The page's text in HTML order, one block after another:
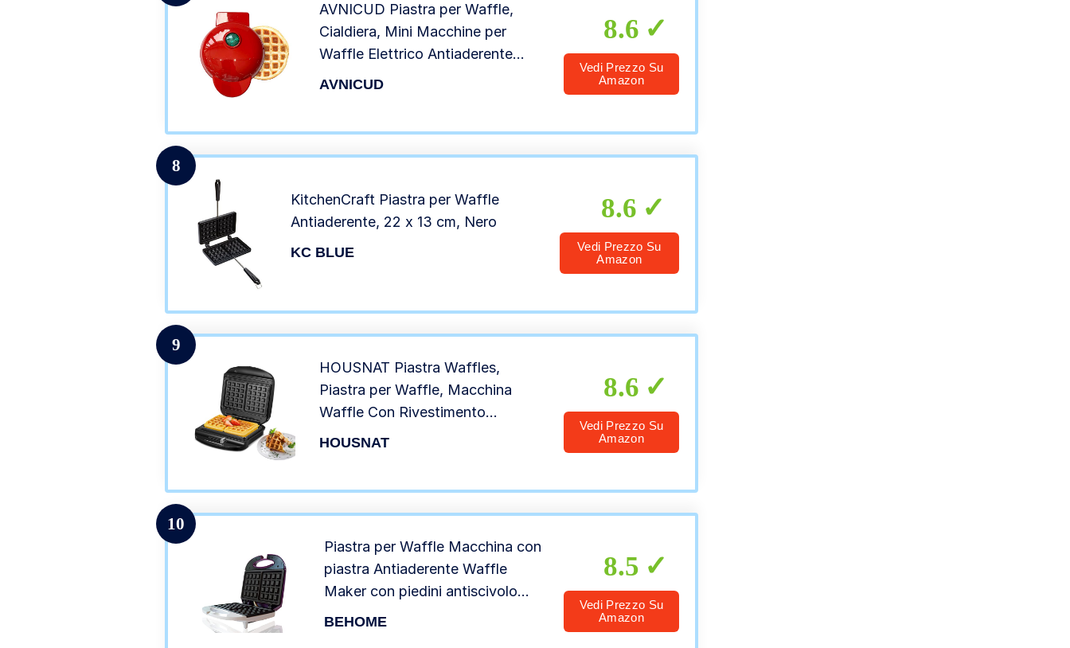
AVNICUD Piastra per Waffle,
Cialdiera, Mini Macchine per
Waffle Elettrico Antiaderente
Piastra elettrica da Cucina per
AVNICUD
8.6
Vedi Prezzo Su
Amazon
8
KitchenCraft Piastra per Waffle
Antiaderente, 22 x 13 cm, Nero
KC BLUE
8.6
Vedi Prezzo Su
Amazon
9
HOUSNAT Piastra Waffles,
Piastra per Waffle, Macchina
Waffle Con Rivestimento
Antiaderente, 1000 W Elettrica
HOUSNAT
8.6
Vedi Prezzo Su
Amazon
10
Piastra per Waffle Macchina con
piastra Antiaderente Waffle
Maker con piedini antiscivolo
800W Bianco e Viola
BEHOME
8.5
Vedi Prezzo Su
Amazon